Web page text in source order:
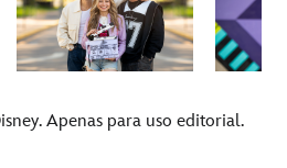
Apenas para uso editorial.